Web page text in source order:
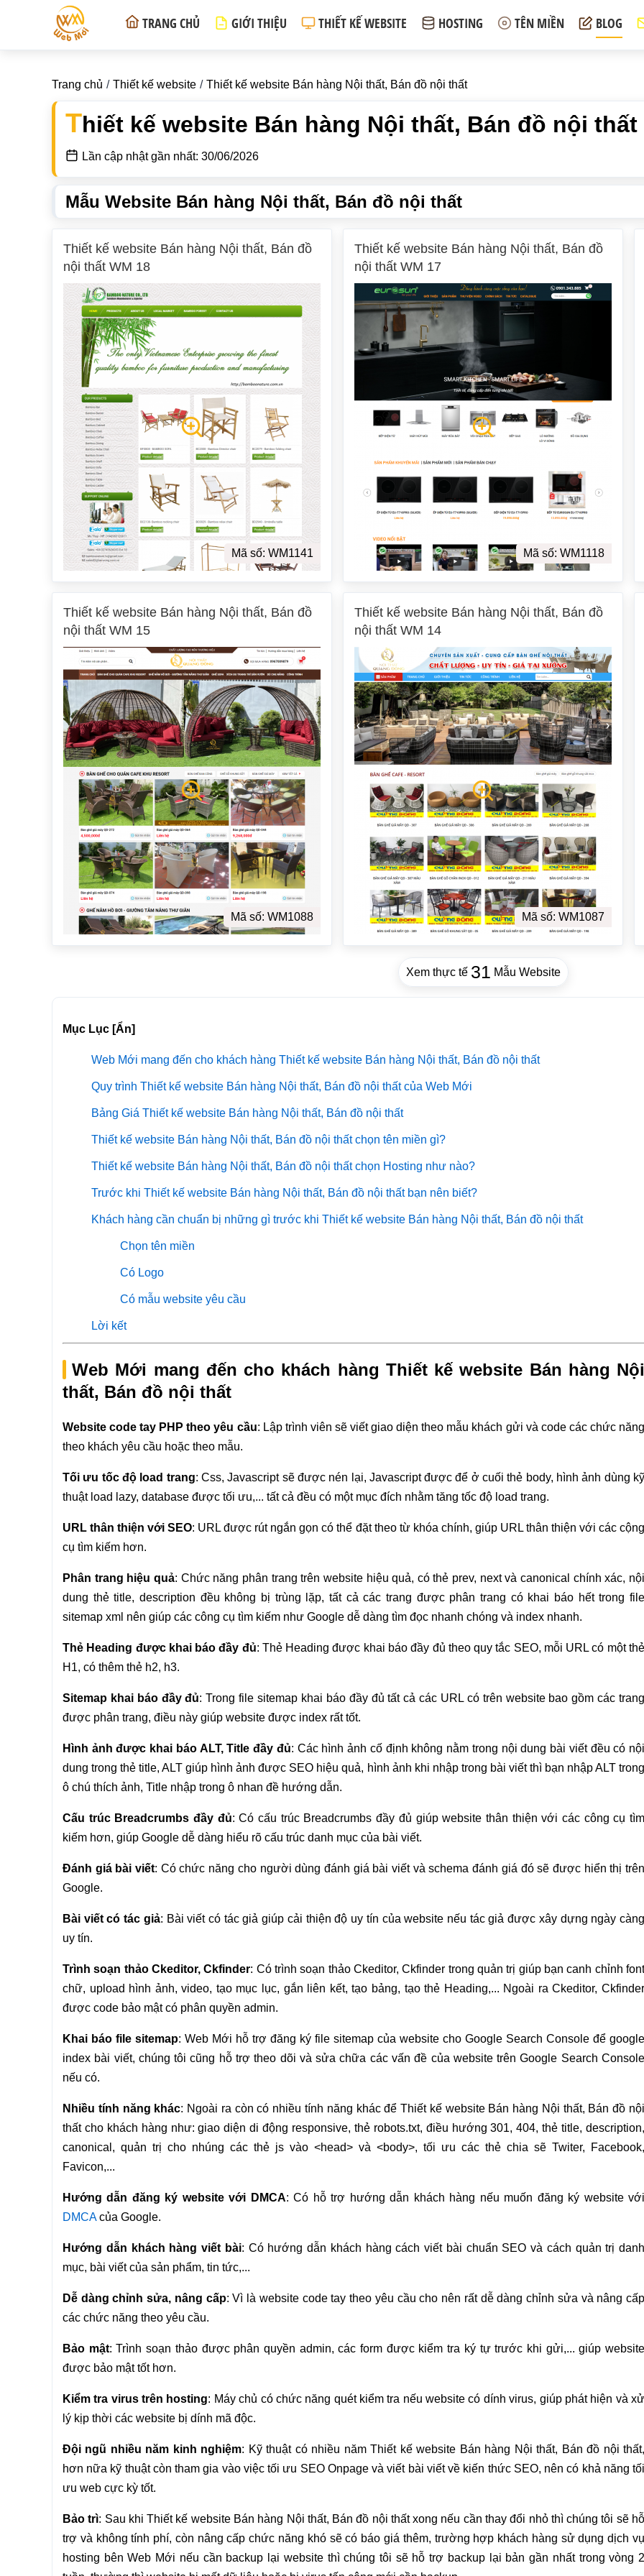
TRANG CHỦ GIỚI THIỆU THIẾT KẾ WEBSITE HOSTING TÊN MIỀN BLOG
Trang chủ Thiết kế website Thiết kế website Bán hàng Nội thất, Bán đồ nội thất
Thiết kế website Bán hàng Nội thất, Bán đồ nội thất
Lần cập nhật gần nhất: 30/06/2026
Mẫu Website Bán hàng Nội thất, Bán đồ nội thất
Thiết kế website Bán hàng Nội thất, Bán đồ
nội thất WM 18
Mã số: WM1141
Thiết kế website Bán hàng Nội thất, Bán đồ
nội thất WM 17
Mã số: WM1118
Thiết kế website Bán hàng Nội thất, Bán đồ
nội thất WM 15
Mã số: WM1088
Thiết kế website Bán hàng Nội thất, Bán đồ
nội thất WM 14
Mã số: WM1087
Xem thực tế 31 Mẫu Website
Mục Lục [Ẩn]
Web Mới mang đến cho khách hàng Thiết kế website Bán hàng Nội thất, Bán đồ nội thất
Quy trình Thiết kế website Bán hàng Nội thất, Bán đồ nội thất của Web Mới
Bảng Giá Thiết kế website Bán hàng Nội thất, Bán đồ nội thất
Thiết kế website Bán hàng Nội thất, Bán đồ nội thất chọn tên miền gì?
Thiết kế website Bán hàng Nội thất, Bán đồ nội thất chọn Hosting như nào?
Trước khi Thiết kế website Bán hàng Nội thất, Bán đồ nội thất bạn nên biết?
Khách hàng cần chuẩn bị những gì trước khi Thiết kế website Bán hàng Nội thất, Bán đồ nội thất
Chọn tên miền
Có Logo
Có mẫu website yêu cầu
Lời kết
Web Mới mang đến cho khách hàng Thiết kế website Bán hàng Nội
thất, Bán đồ nội thất
Website code tay PHP theo yêu cầu: Lập trình viên sẽ viết giao diện theo mẫu khách gửi và code các chức năng
theo khách yêu cầu hoặc theo mẫu.
Tối ưu tốc độ load trang: Css, Javascript sẽ được nén lại, Javascript được để ở cuối thẻ body, hình ảnh dùng kỹ
thuật load lazy, database được tối ưu,... tất cả đều có một mục đích nhằm tăng tốc độ load trang.
URL thân thiện với SEO: URL được rút ngắn gọn có thể đặt theo từ khóa chính, giúp URL thân thiện với các cộng
cụ tìm kiếm hơn.
Phân trang hiệu quả: Chức năng phân trang trên website hiệu quả, có thẻ prev, next và canonical chính xác, nội
dung thẻ title, description đều không bị trùng lặp, tất cả các trang được phân trang có khai báo hết trong file
sitemap xml nên giúp các công cụ tìm kiếm như Google dễ dàng tìm đọc nhanh chóng và index nhanh.
Thẻ Heading được khai báo đầy đủ: Thẻ Heading được khai báo đầy đủ theo quy tắc SEO, mỗi URL có một thẻ
H1, có thêm thẻ h2, h3.
Sitemap khai báo đầy đủ: Trong file sitemap khai báo đầy đủ tất cả các URL có trên website bao gồm các trang
được phân trang, điều này giúp website được index rất tốt.
Hình ảnh được khai báo ALT, Title đầy đủ: Các hình ảnh cố định không nằm trong nội dung bài viết đều có nội
dung trong thẻ title, ALT giúp hình ảnh được SEO hiệu quả, hình ảnh khi nhập trong bài viết thì bạn nhập ALT trong
ô chú thích ảnh, Title nhập trong ô nhan đề hướng dẫn.
Cấu trúc Breadcrumbs đầy đủ: Có cấu trúc Breadcrumbs đầy đủ giúp website thân thiện với các công cụ tìm
kiếm hơn, giúp Google dễ dàng hiểu rõ cấu trúc danh mục của bài viết.
Đánh giá bài viết: Có chức năng cho người dùng đánh giá bài viết và schema đánh giá đó sẽ được hiển thị trên
Google.
Bài viết có tác giả: Bài viết có tác giả giúp cải thiện độ uy tín của website nếu tác giả được xây dựng ngày càng
uy tín.
Trình soạn thảo Ckeditor, Ckfinder: Có trình soạn thảo Ckeditor, Ckfinder trong quản trị giúp bạn canh chỉnh
chữ, upload hình ảnh, video, tạo mục lục, gắn liên kết, tạo bảng, tạo thẻ Heading,... Ngoài ra Ckeditor, Ckfinder
được code bảo mật có phân quyền admin.
Khai báo file sitemap: Web Mới hỗ trợ đăng ký file sitemap của website cho Google Search Console để google
index bài viết, chúng tôi cũng hỗ trợ theo dõi và sửa chữa các vấn đề của website trên Google Search Console
nếu có.
Nhiều tính năng khác: Ngoài ra còn có nhiều tính năng khác để Thiết kế website Bán hàng Nội thất, Bán đồ nội
thất cho khách hàng như: giao diện di động responsive, thẻ robots.txt, điều hướng 301, 404, thẻ title, description,
canonical, quản trị cho nhúng các thẻ js vào <head> và <body>, tối ưu các thẻ chia sẽ Twiter, Facebook,
Favicon,...
Hướng dẫn đăng ký website với DMCA: Có hỗ trợ hướng dẫn khách hàng nếu muốn đăng ký website với
DMCAcủa Google.
Hướng dẫn khách hàng viết bài: Có hướng dẫn khách hàng cách viết bài chuẩn SEO và cách quản trị danh
mục, bài viết của sản phẩm, tin tức,...
Dễ dàng chỉnh sửa, nâng cấp: Vì là website code tay theo yêu cầu cho nên rất dễ dàng chỉnh sửa và nâng cấp
các chức năng theo yêu cầu.
Bảo mật: Trình soạn thảo được phân quyền admin, các form được kiểm tra ký tự trước khi gửi,... giúp website
được bảo mật tốt hơn.
Kiểm tra virus trên hosting: Máy chủ có chức năng quét kiểm tra nếu website có dính virus, giúp phát hiện và xử
lý kịp thời các website bị dính mã độc.
Đội ngũ nhiều năm kinh nghiệm: Kỹ thuật có nhiều năm Thiết kế website Bán hàng Nội thất, Bán đồ nội thất,
hơn nữa kỹ thuật còn tham gia vào việc tối ưu SEO Onpage và viết bài viết về kiến thức SEO, nên có khả năng tối
ưu web cực kỳ tốt.
Bảo trì: Sau khi Thiết kế website Bán hàng Nội thất, Bán đồ nội thất xong nếu cần thay đổi nhỏ thì chúng tôi sẽ hỗ
trợ và không tính phí, còn nâng cấp chức năng khó sẽ có báo giá thêm, trường hợp khách hàng sử dụng dịch vụ
hosting bên Web Mới nếu cần backup lại website thì chúng tôi sẽ hỗ trợ backup lại bản gần nhất trong vòng 2